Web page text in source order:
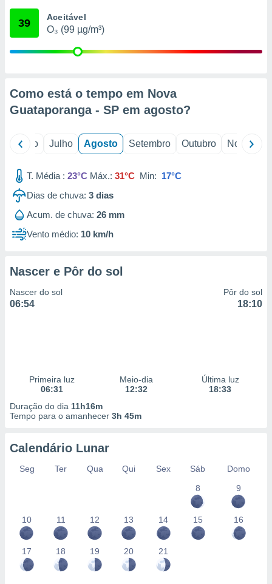
através
1199
39 Aceitável
O₃ (99 µg/m³)
Como está o tempo em Nova
Guataporanga - SP em agosto?
Junho Julho Agosto Setembro Outubro Novembro
T. Média : 23°C Máx.: 31°C Min: 17°C
Dias de chuva: 3 dias
Acum. de chuva: 26 mm
Vento médio: 10 km/h
Nascer e Pôr do sol
Nascer do sol
06:54
Pôr do sol
18:10
Primeira luz
06:31
Meio-dia
12:32
Última luz
18:33
Duração do dia 11h16m
Tempo para o amanhecer 3h 45m
Calendário Lunar
Seg Ter Qua Qui Sex Sáb
Domo
8
9
10 11 12 13 14 15 16
17 18 19 20 21